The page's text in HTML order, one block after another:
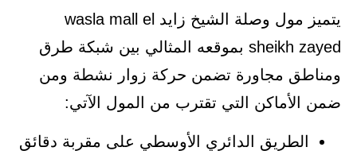
يتميز مول وصلة الشيخ زايد wasla mall el
sheikh zayed بموقعه المثالي بين شبكة طرق
ومناطق مجاورة تضمن حركة زوار نشطة ومن
ضمن الأماكن التي تقترب من المول الآتي:
الطريق الدائري الأوسطي على مقربة دقائق